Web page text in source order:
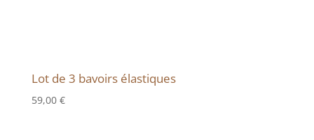
Lot de 3 bavoirs élastiques
59,00 €